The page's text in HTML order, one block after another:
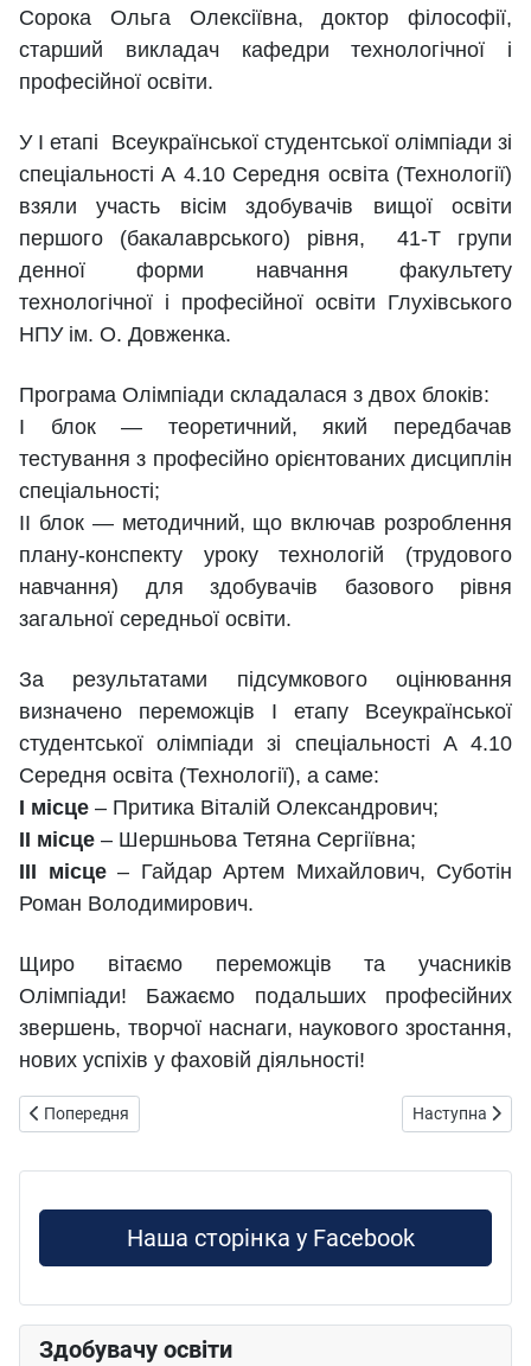
Сорока Ольга Олексіївна, доктор філософії,
старший викладач кафедри технологічної і
професійної освіти.
У І етапі Всеукраїнської студентської олімпіади зі
спеціальності А 4.10 Середня освіта (Технології)
взяли участь вісім здобувачів вищої освіти
першого (бакалаврського) рівня, 41-Т групи
денної форми навчання факультету
технологічної і професійної освіти Глухівського
НПУ ім. О. Довженка.
Програма Олімпіади складалася з двох блоків:
І блок — теоретичний, який передбачав
тестування з професійно орієнтованих дисциплін
спеціальності;
ІІ блок — методичний, що включав розроблення
плану-конспекту уроку технологій (трудового
навчання) для здобувачів базового рівня
загальної середньої освіти.
За результатами підсумкового оцінювання
визначено переможців І етапу Всеукраїнської
студентської олімпіади зі спеціальності А 4.10
Середня освіта (Технології), а саме:
І місце – Притика Віталій Олександрович;
ІІ місце – Шершньова Тетяна Сергіївна;
ІІІ місце– Гайдар Артем Михайлович, Суботін
Роман Володимирович.
Щиро вітаємо переможців та учасників
Олімпіади! Бажаємо подальших професійних
звершень, творчої наснаги, наукового зростання,
нових успіхів у фаховій діяльності!
Попередня стаття: ПАМ’ЯТКА: ЯК ЗАХИСТИТИСЯ ВІД УДАРУ
Попередня Наступна
Наступна
Наша сторінка у Facebook
Здобувачу освіти